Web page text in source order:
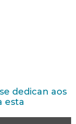
dedican aos
esta